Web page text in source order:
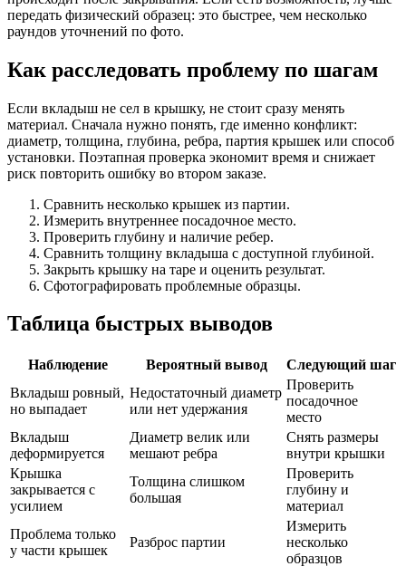
передать физический образец: это быстрее, чем несколько
раундов уточнений по фото.
Как расследовать проблему по шагам
Если вкладыш не сел в крышку, не стоит сразу менять
материал. Сначала нужно понять, где именно конфликт:
диаметр, толщина, глубина, ребра, партия крышек или способ
установки. Поэтапная проверка экономит время и снижает
риск повторить ошибку во втором заказе.
Сравнить несколько крышек из партии.
Измерить внутреннее посадочное место.
Проверить глубину и наличие ребер.
Сравнить толщину вкладыша с доступной глубиной.
Закрыть крышку на таре и оценить результат.
Сфотографировать проблемные образцы.
Таблица быстрых выводов
Наблюдение Вероятный вывод
Следующий шаг
Вкладыш ровный,
но выпадает
Недостаточный диаметр
или нет удержания
Проверить
посадочное
место
Вкладыш
деформируется
Диаметр велик или
мешают ребра
Снять размеры
внутри крышки
Крышка
закрывается с
усилием
Толщина слишком
большая
Проверить
глубину и
материал
Проблема только
у части крышек
Разброс партии
Измерить
несколько
образцов